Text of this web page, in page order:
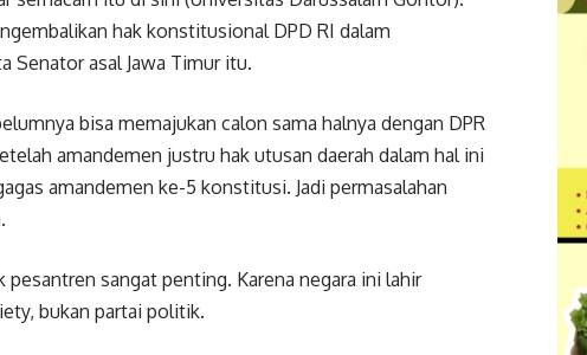
hak konstitusional DPD RI dalam
Senator asal Jawa Timur itu.
bisa memajukan calon sama halnya dengan DPR
amandemen justru hak utusan daerah dalam hal ini
amandemen ke-5 konstitusi. Jadi permasalahan
sangat penting. Karena negara ini lahir
bukan partai politik.